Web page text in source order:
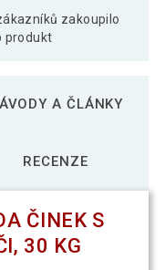
zakoupilo
produkt
A ČLÁNKY
RECENZE
ČINEK S
30 KG